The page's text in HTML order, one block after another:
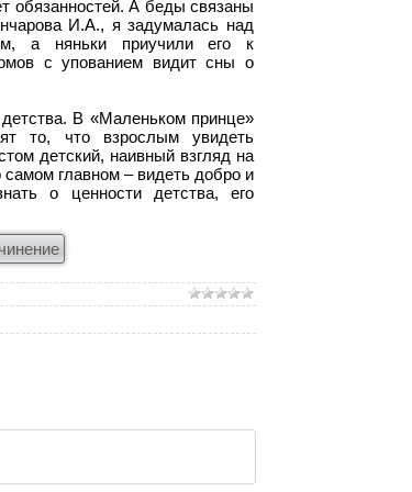
обязанностей. А беды связаны
И.А., я задумалась над
а няньки приучили его к
с упованием видит сны о
В «Маленьком принце»
то, что взрослым увидеть
детский, наивный взгляд на
главном – видеть добро и
о ценности детства, его